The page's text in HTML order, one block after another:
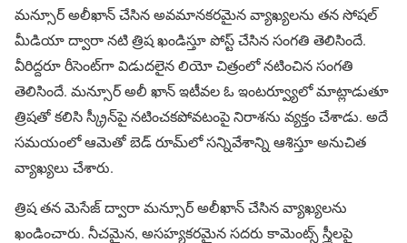
మన్సూర్ అలీఖాన్ చేసిన అవమానకరమైన వ్యాఖ్యలను తన సోషల్
మీడియా ద్వారా నటి త్రిష ఖండిస్తూ పోస్ట్ చేసిన సంగతి తెలిసిందే.
వీరిద్దరూ రీసెంట్‌గా విడుదలైన లియో చిత్రంలో నటించిన సంగతి
తెలిసిందే. మన్సూర్ అలీ ఖాన్ ఇటీవల ఓ ఇంటర్వ్యూలో మాట్లాడుతూ
త్రిషతో కలిసి స్క్రీన్‌పై నటించకపోవటంపై నిరాశను వ్యక్తం చేశాడు. అదే
సమయంలో ఆమెతో బెడ్ రూమ్‌లో సన్నివేశాన్ని ఆశిస్తూ అనుచిత
వ్యాఖ్యలు చేశారు.
త్రిష తన మెసేజ్ ద్వారా మన్సూర్ అలీఖాన్ చేసిన వ్యాఖ్యలను
ఖండించారు. నీచమైన, అసహ్యకరమైన సదరు కామెంట్స్ స్త్రీలపై